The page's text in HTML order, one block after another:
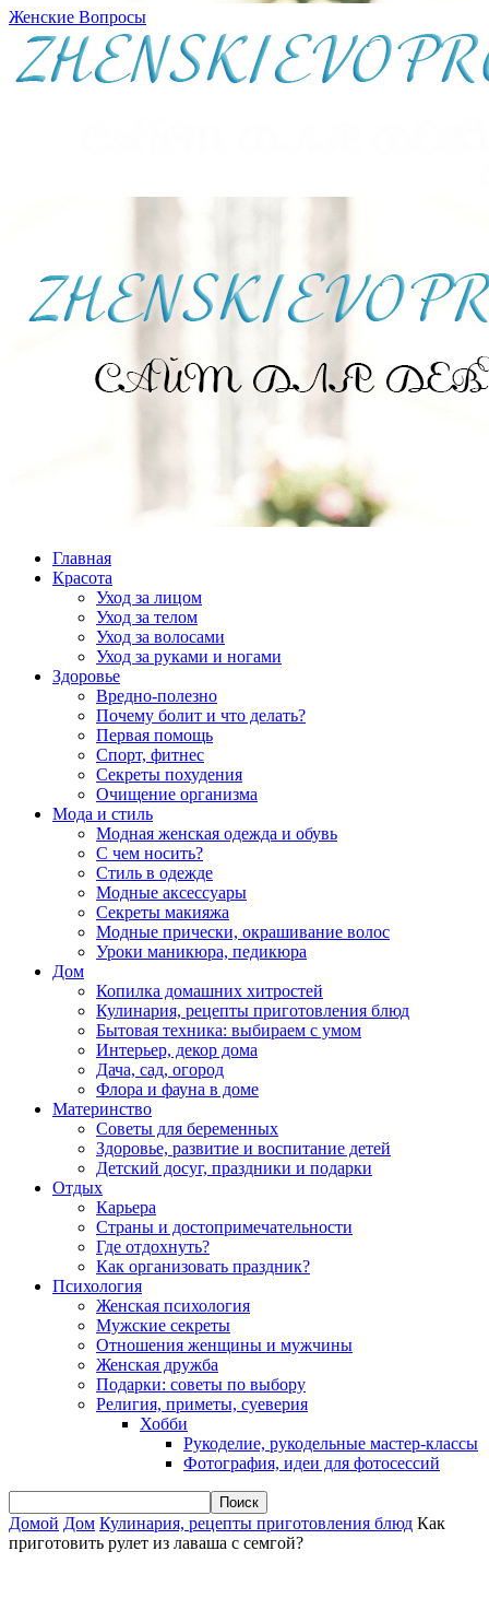
Женские Вопросы
Главная
Красота
Уход за лицом
Уход за телом
Уход за волосами
Уход за руками и ногами
Здоровье
Вредно-полезно
Почему болит и что делать?
Первая помощь
Спорт, фитнес
Секреты похудения
Очищение организма
Мода и стиль
Модная женская одежда и обувь
С чем носить?
Стиль в одежде
Модные аксессуары
Секреты макияжа
Модные прически, окрашивание волос
Уроки маникюра, педикюра
Дом
Копилка домашних хитростей
Кулинария, рецепты приготовления блюд
Бытовая техника: выбираем с умом
Интерьер, декор дома
Дача, сад, огород
Флора и фауна в доме
Материнство
Советы для беременных
Здоровье, развитие и воспитание детей
Детский досуг, праздники и подарки
Отдых
Карьера
Страны и достопримечательности
Где отдохнуть?
Как организовать праздник?
Психология
Женская психология
Мужские секреты
Отношения женщины и мужчины
Женская дружба
Подарки: советы по выбору
Религия, приметы, суеверия
Хобби
Рукоделие, рукодельные мастер-классы
Фотография, идеи для фотосессий
Домой Дом Кулинария, рецепты приготовления блюд Как
приготовить рулет из лаваша с семгой?